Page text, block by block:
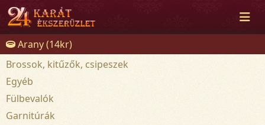
Arany (14kr)
Brossok, kitűzők, csipeszek
Egyéb
Fülbevalók
Garnitúrák